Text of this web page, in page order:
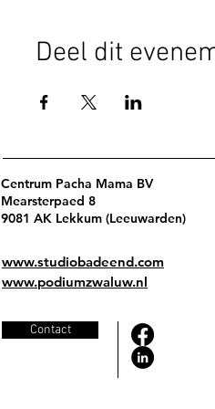
Deel dit
Centrum Pacha Mama BV
Mearsterpaed 8
9081 AK Lekkum (Leeuwarden)
www.studiobadeend.com
www.podiumzwaluw.nl
Contact